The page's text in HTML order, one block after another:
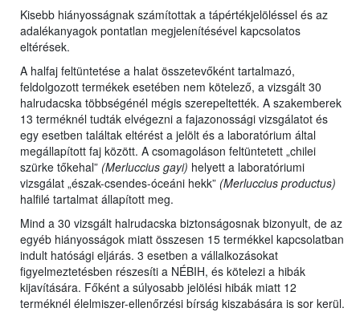
Kisebb hiányosságnak számítottak a tápértékjelöléssel és az
adalékanyagok pontatlan megjelenítésével kapcsolatos
eltérések.
A halfaj feltüntetése a halat összetevőként tartalmazó,
feldolgozott termékek esetében nem kötelező, a vizsgált 30
halrudacska többségénél mégis szerepeltették. A szakemberek
13 terméknél tudták elvégezni a fajazonossági vizsgálatot és
egy esetben találtak eltérést a jelölt és a laboratórium által
megállapított faj között. A csomagoláson feltüntetett „chilei
szürke tőkehal” (Merluccius gayi) helyett a laboratóriumi
vizsgálat „észak-csendes-óceáni hekk” (Merluccius productus)
halfilé tartalmat állapított meg.
Mind a 30 vizsgált halrudacska biztonságosnak bizonyult, de az
egyéb hiányosságok miatt összesen 15 termékkel kapcsolatban
indult hatósági eljárás. 3 esetben a vállalkozásokat
figyelmeztetésben részesíti a NÉBIH, és kötelezi a hibák
kijavítására. Főként a súlyosabb jelölési hibák miatt 12
terméknél élelmiszer-ellenőrzési bírság kiszabására is sor kerül.